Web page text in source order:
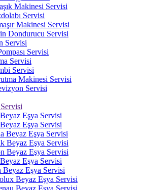
Makinesi Servisi
Servisi
Makinesi Servisi
Dondurucu Servisi
Servisi
Servisi
Servisi
Servisi
Makinesi Servisi
Servisi
Eşya Servisi
Eşya Servisi
Beyaz Eşya Servisi
Beyaz Eşya Servisi
Beyaz Eşya Servisi
Eşya Servisi
Beyaz Eşya Servisi
Beyaz Eşya Servisi
Beyaz Eşya Servisi